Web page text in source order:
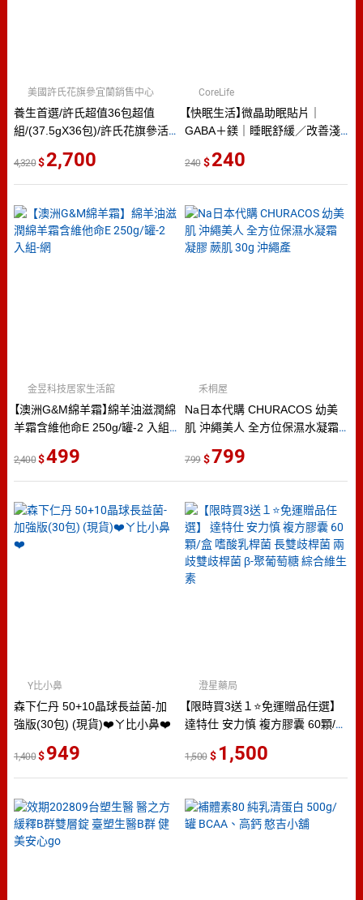
養生首選/許氏超值36包超值
組/(37.5gX36包)/許氏花旗參活
枇杷羅漢果喉糖/快速到貨/免運
費
美國許氏花旗參宜蘭銷售中心
4,320 2,700
【快眠生活】微晶助眠貼片｜
GABA＋鎂｜睡眠舒緩／改善淺
CoreLife
240 240
【澳洲G&M綿羊霜】綿羊油滋潤綿
羊霜含維他命E 250g/罐-2 入組-
金昱科技居家生活館
2,400 499
Na日本代購 CHURACOS 幼美
肌 沖繩美人 全方位保濕水凝霜
禾桐屋
799 799
森下仁丹 50+10晶球長益菌-加
強版(30包) (現貨)❤️ㄚ比小鼻❤️
Y比小鼻
1,400 949
【限時買3送１⭐免運贈品任選】
達特仕 安力慎 複方膠囊 60顆/盒
歧桿菌 β-聚葡萄糖 綜合維生素
澄星藥局
1,500 1,500